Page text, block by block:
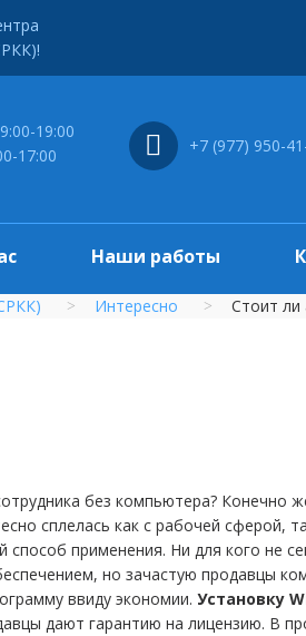
19:00
17:00
+7 (977) 950-
Наши работы
Интересно Стоит ли
без компьютера? Конечно
сплелась как с рабочей сферой,
применения. Ни для кого не
но зачастую продавцы
ввиду экономии. Установку
дают гарантию на лицензию. В